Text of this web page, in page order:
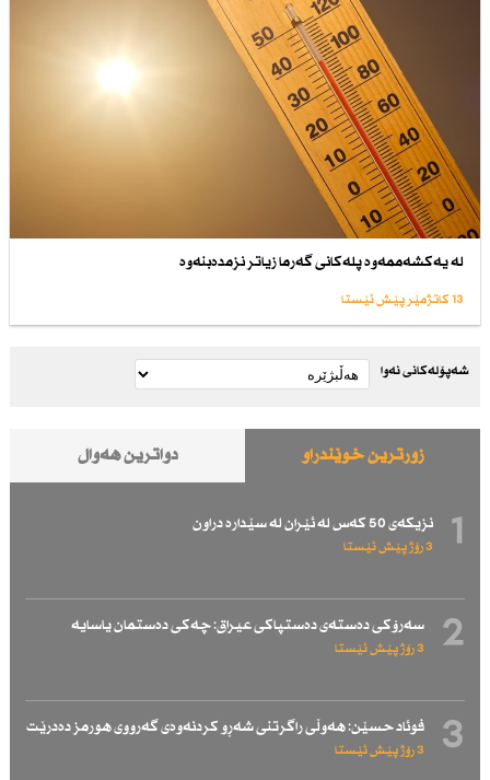
لە یەكشەممەوە پلەكانی گەرما زیاتر نزمدەبنەوە
13 کاتژمێر پێش ئێستا
شەپۆلەکانی نەوا
زۆرترین خوێندراو دواترین هەواڵ
1 نزیكەی 50 كەس لە ئێران لە سێدارە دراون
3 رۆژ پێش ئێستا
2 سەرۆكی دەستەی دەستپاكی عیراق: چەكی دەستمان یاسایە
3 رۆژ پێش ئێستا
3 فوئاد حسێن: هەوڵی راگرتنی شەڕو كردنەوەی گەرووی هورمز دەدرێت
3 رۆژ پێش ئێستا